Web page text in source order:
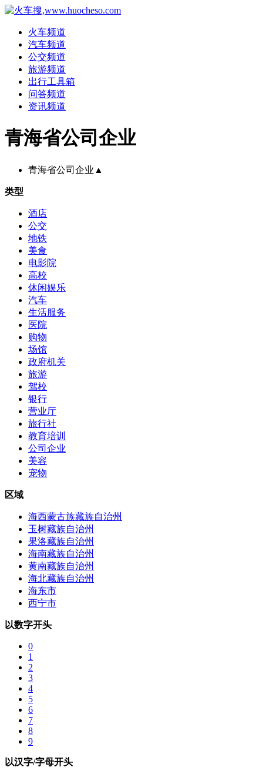
火车频道
汽车频道
公交频道
旅游频道
出行工具箱
问答频道
资讯频道
青海省公司企业
青海省公司企业 ▲
类型
酒店
公交
地铁
美食
电影院
高校
休闲娱乐
汽车
生活服务
医院
购物
场馆
政府机关
旅游
驾校
银行
营业厅
旅行社
教育培训
公司企业
美容
宠物
区域
海西蒙古族藏族自治州
玉树藏族自治州
果洛藏族自治州
海南藏族自治州
黄南藏族自治州
海北藏族自治州
海东市
西宁市
以数字开头
0
1
2
3
4
5
6
7
8
9
以汉字/字母开头